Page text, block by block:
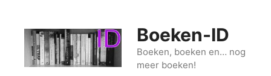
inhoud
Boeken-ID
Boeken, boeken en… nog
meer boeken!